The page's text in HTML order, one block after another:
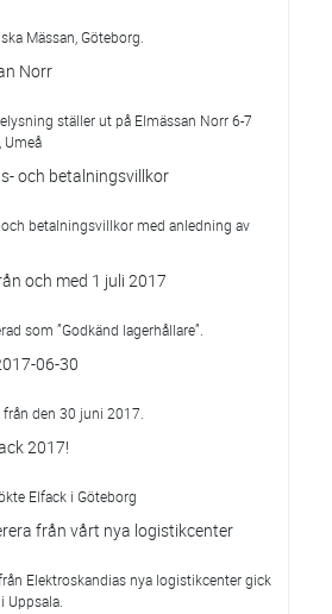
Mässan, Göteborg.
Norr
ställer ut på Elmässan Norr 6-7
Umeå
och betalningsvillkor
och betalningsvillkor med anledning av
och med 1 juli 2017
som ”Godkänd lagerhållare”.
06-30
den 30 juni 2017.
2017!
Elfack i Göteborg
från vårt nya logistikcenter
Elektroskandias nya logistikcenter gick
Uppsala.